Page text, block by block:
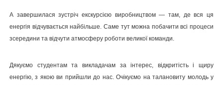
А завершилася зустріч екскурсією виробництвом — там, де вся ця
енергія відчувається найбільше. Саме тут можна побачити всі процеси
зсередини та відчути атмосферу роботи великої команди.
Дякуємо студентам та викладачам за інтерес, відкритість і щиру
енергію, з якою ви прийшли до нас. Очікуємо на талановиту молодь у